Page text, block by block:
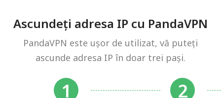
Ascundeți adresa IP cu PandaVPN
PandaVPN este ușor de utilizat, vă puteți
ascunde adresa IP în doar trei pași.